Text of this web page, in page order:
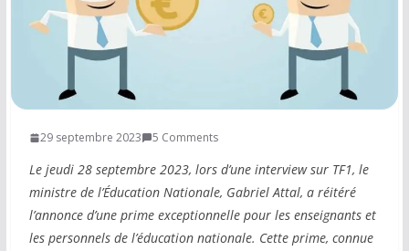
Agenda
CRPE
COMMUNAUTÉ
Groupes
Forum
29 septembre 2023 5 Comments
Le jeudi 28 septembre 2023, lors d’une interview sur TF1, le
ministre de l’Éducation Nationale, Gabriel Attal, a réitéré
l’annonce d’une prime exceptionnelle pour les enseignants et
les personnels de l’éducation nationale. Cette prime, connue